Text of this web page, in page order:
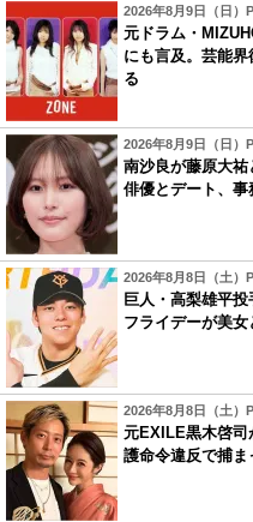
2026年8月9日（日）
元ドラム・
にも言及。芸能
る
2026年8月9日（日）
南沙良が藤原大
俳優とデート、
2026年8月8日（土）
巨人・高梨雄平投
フライデーが美
2026年8月8日（土）
元EXILE黒木啓
護命令違反で捕